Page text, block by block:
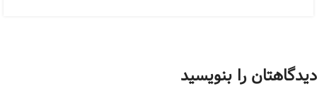
دیدگاهتان را بنویسید